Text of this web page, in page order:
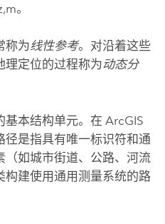
。
称为线性参考。对沿着这些
理定位的过程称为动态分
本结构单元。在 ArcGIS
是指具有唯一标识符和通
（如城市街道、公路、河流
构建使用通用测量系统的路